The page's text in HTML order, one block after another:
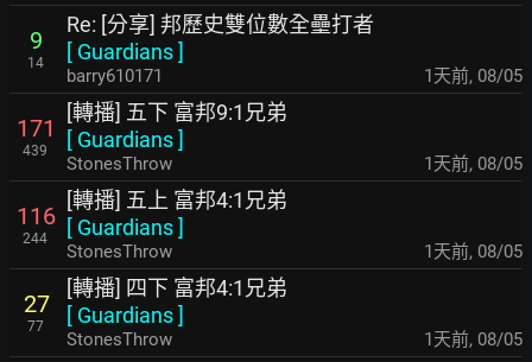
9
14
Re: [分享] 邦歷史雙位數全壘打者
[ Guardians]
barry610171 1天前, 08/05
171
439
[轉播] 五下 富邦9:1兄弟
[ Guardians]
StonesThrow 1天前, 08/05
116
244
[轉播] 五上 富邦4:1兄弟
[ Guardians]
StonesThrow 1天前, 08/05
27
77
[轉播] 四下 富邦4:1兄弟
[ Guardians]
StonesThrow 1天前, 08/05